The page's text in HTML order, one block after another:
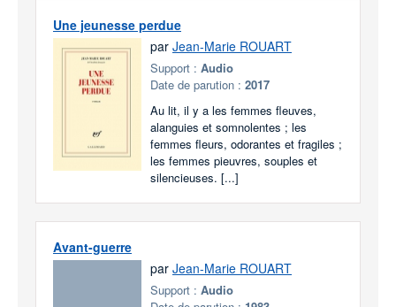
Une jeunesse perdue
par Jean-Marie ROUART
Support : Audio
Date de parution : 2017
Au lit, il y a les femmes fleuves,
alanguies et somnolentes ; les
femmes fleurs, odorantes et fragiles ;
les femmes pieuvres, souples et
silencieuses. [...]
Avant-guerre
par Jean-Marie ROUART
Support : Audio